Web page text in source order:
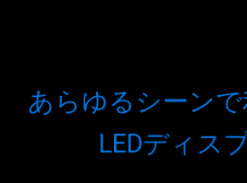
あらゆるシーン
LEDディス